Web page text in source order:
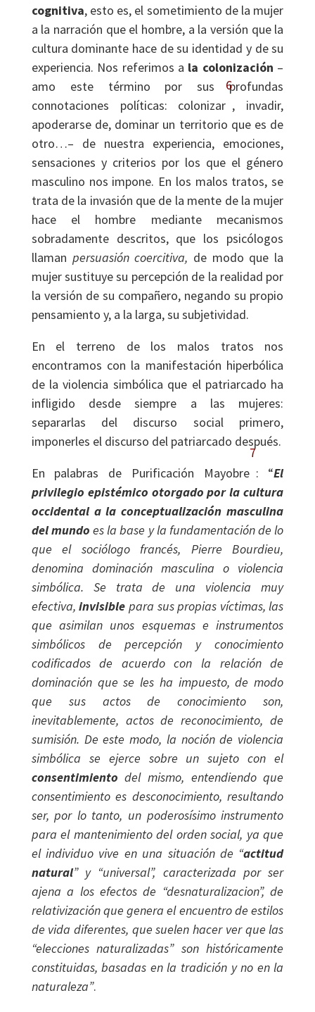
cognitiva, esto es, el sometimiento de la mujer
a la narración que el hombre, a la versión que la
cultura dominante hace de su identidad y de su
experiencia. Nos referimos a la colonización –
amo este término por sus profundas
connotaciones políticas: colonizar
6
, invadir,
apoderarse de, dominar un territorio que es de
otro…– de nuestra experiencia, emociones,
sensaciones y criterios por los que el género
masculino nos impone. En los malos tratos, se
trata de la invasión que de la mente de la mujer
hace el hombre mediante mecanismos
sobradamente descritos, que los psicólogos
llaman persuasión coercitiva, de modo que la
mujer sustituye su percepción de la realidad por
la versión de su compañero, negando su propio
pensamiento y, a la larga, su subjetividad.
En el terreno de los malos tratos nos
encontramos con la manifestación hiperbólica
de la violencia simbólica que el patriarcado ha
infligido desde siempre a las mujeres:
separarlas del discurso social primero,
imponerles el discurso del patriarcado después.
En palabras de Purificación Mayobre
7
: “El
privilegio epistémico otorgado por la cultura
occidental a la conceptualización masculina
del mundoes la base y la fundamentación de lo
que el sociólogo francés, Pierre Bourdieu,
denomina dominación masculina o violencia
simbólica. Se trata de una violencia muy
efectiva,invisible para sus propias víctimas, las
que asimilan unos esquemas e instrumentos
simbólicos de percepción y conocimiento
codificados de acuerdo con la relación de
dominación que se les ha impuesto, de modo
que sus actos de conocimiento son,
inevitablemente, actos de reconocimiento, de
sumisión. De este modo, la noción de violencia
simbólica se ejerce sobre un sujeto con el
consentimientodel mismo, entendiendo que
consentimiento es desconocimiento, resultando
ser, por lo tanto, un poderosísimo instrumento
para el mantenimiento del orden social, ya que
el individuo vive en una situación de “actitud
natural” y “universal”, caracterizada por ser
ajena a los efectos de “desnaturalizacion”, de
relativización que genera el encuentro de estilos
de vida diferentes, que suelen hacer ver que las
“elecciones naturalizadas” son históricamente
constituidas, basadas en la tradición y no en la
naturaleza”.